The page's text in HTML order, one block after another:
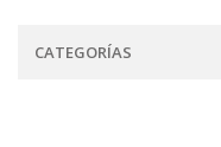
CATEGORÍAS